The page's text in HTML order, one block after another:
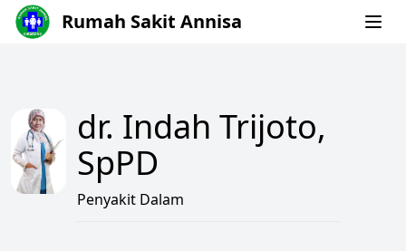
Rumah Sakit Annisa
dr. Indah Trijoto,
SpPD
Penyakit Dalam